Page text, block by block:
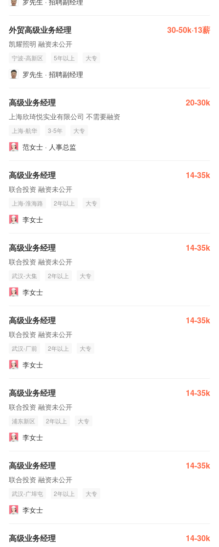
外贸高级业务经理 30-50k·13薪
凯耀照明 融资未公开
宁波-高新区 5年以上 大专
罗先生 · 招聘副经理
高级业务经理 20-30k
上海欣琦悦实业有限公司 不需要融资
上海-航华 3-5年 大专
范女士 · 人事总监
高级业务经理 14-35k
联合投资 融资未公开
上海-淮海路 2年以上 大专
李女士
高级业务经理 14-35k
联合投资 融资未公开
武汉-大集 2年以上 大专
李女士
高级业务经理 14-35k
联合投资 融资未公开
武汉-厂前 2年以上 大专
李女士
高级业务经理 14-35k
联合投资 融资未公开
浦东新区 2年以上 大专
李女士
高级业务经理 14-35k
联合投资 融资未公开
武汉-广埠屯 2年以上 大专
李女士
高级业务经理 14-30k